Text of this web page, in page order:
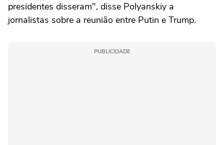
presidentes disseram", disse Polyanskiy a
jornalistas sobre a reunião entre Putin e Trump.
PUBLICIDADE